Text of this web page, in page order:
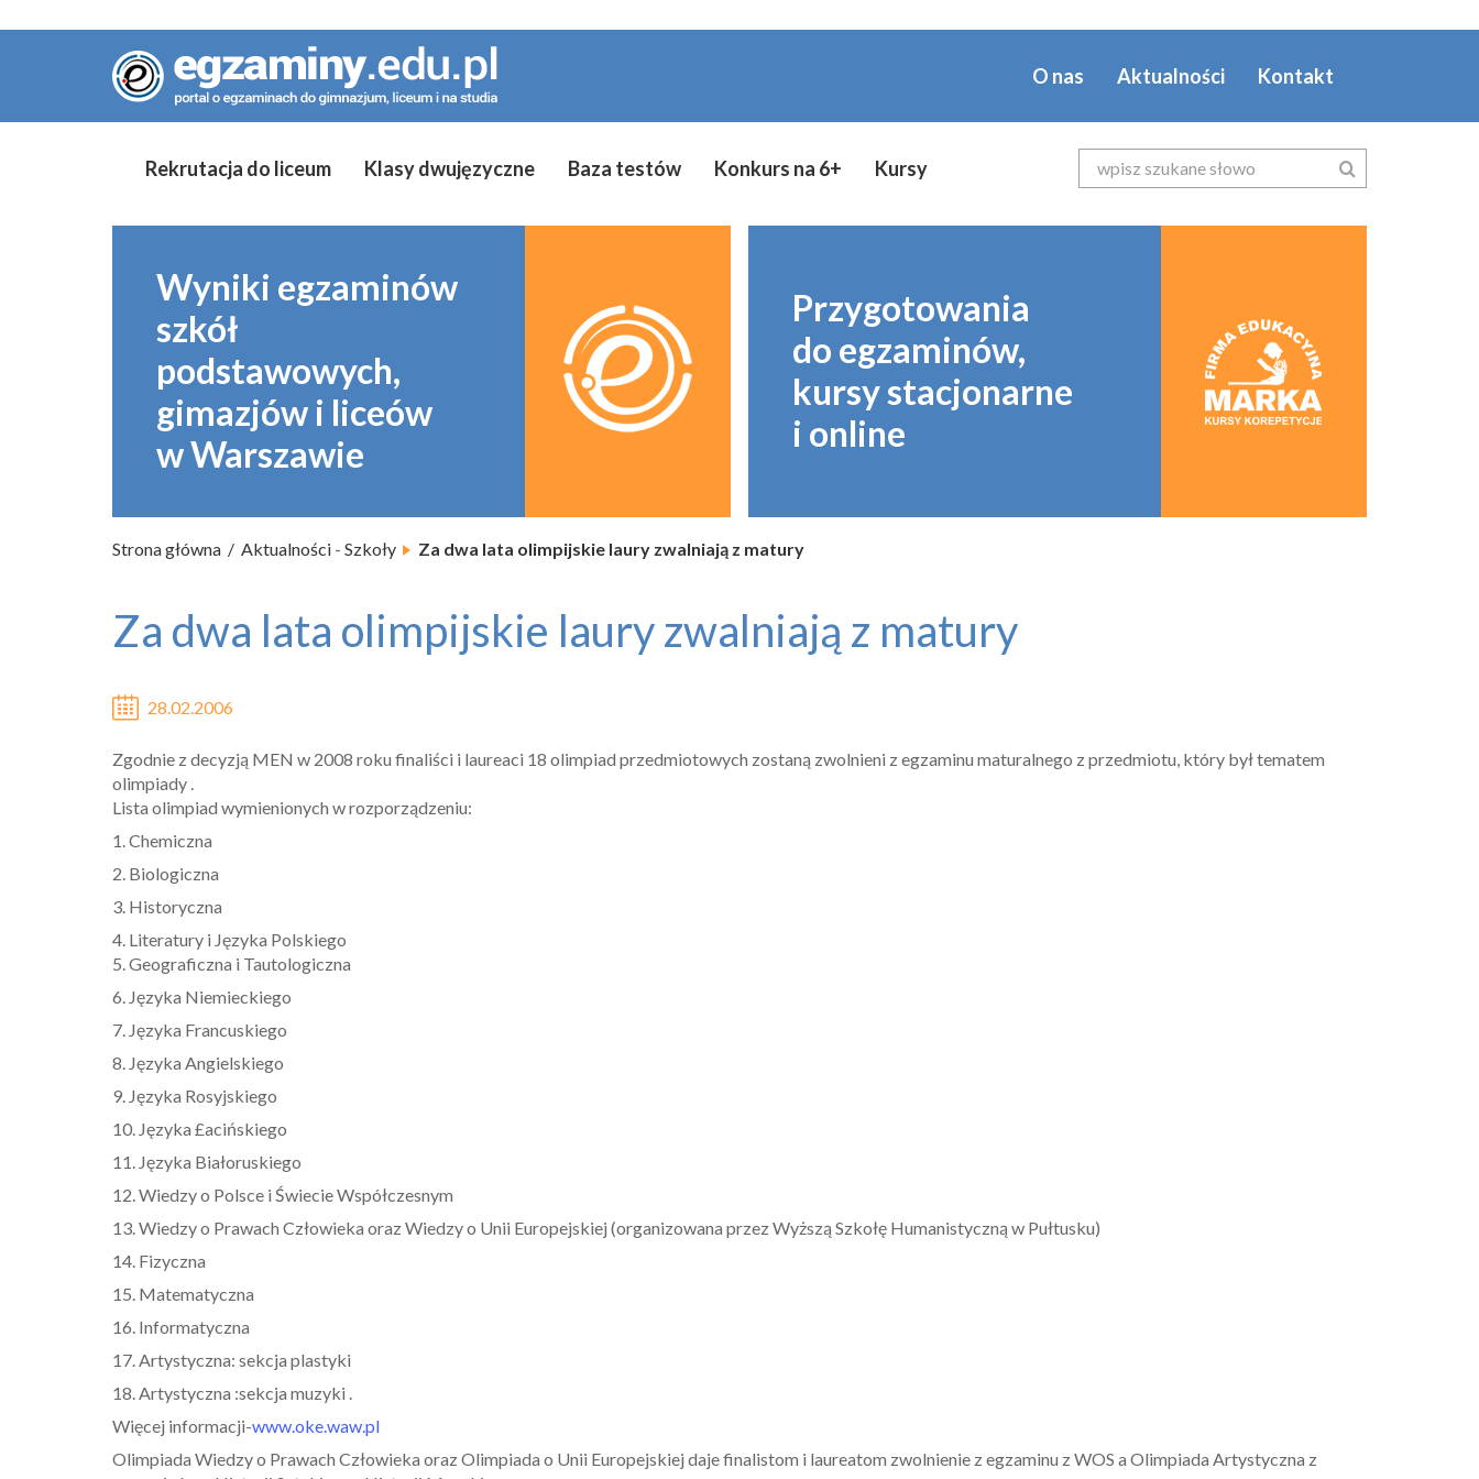
O nas Aktualności Kontakt
Rekrutacja do liceum Klasy dwujęzyczne Baza testów Konkurs na 6+ Kursy
Wyniki egzaminów
szkół
podstawowych,
gimazjów i liceów
w Warszawie
Przygotowania
do egzaminów,
kursy stacjonarne
i online
Strona główna Aktualności -Szkoły Za dwa lata olimpijskie laury zwalniają z matury
Za dwa lata olimpijskie laury zwalniają z matury
28.02.2006
Zgodnie z decyzją MEN w 2008 roku finaliści i laureaci 18 olimpiad przedmiotowych zostaną zwolnieni z egzaminu maturalnego z przedmiotu, który był tematem
olimpiady .
Lista olimpiad wymienionych w rozporządzeniu:
1. Chemiczna
2. Biologiczna
3. Historyczna
4. Literatury i Języka Polskiego
5. Geograficzna i Tautologiczna
6. Języka Niemieckiego
7. Języka Francuskiego
8. Języka Angielskiego
9. Języka Rosyjskiego
10. Języka £acińskiego
11. Języka Białoruskiego
12. Wiedzy o Polsce i Świecie Współczesnym
13. Wiedzy o Prawach Człowieka oraz Wiedzy o Unii Europejskiej (organizowana przez Wyższą Szkołę Humanistyczną w Pułtusku)
14. Fizyczna
15. Matematyczna
16. Informatyczna
17. Artystyczna: sekcja plastyki
18. Artystyczna :sekcja muzyki .
Więcej informacji-www.oke.waw.pl
Olimpiada Wiedzy o Prawach Człowieka oraz Olimpiada o Unii Europejskiej daje finalistom i laureatom zwolnienie z egzaminu z WOS a Olimpiada Artystyczna z